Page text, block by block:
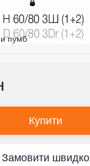
Купити
Замовити швидко